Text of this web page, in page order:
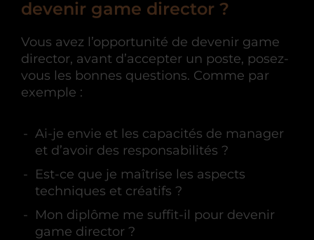
devenir game director ?
Vous avez l’opportunité de devenir game
director, avant d’accepter un poste, posez-
vous les bonnes questions. Comme par
exemple :
Ai-je envie et les capacités de manager
et d’avoir des responsabilités ?
Est-ce que je maîtrise les aspects
techniques et créatifs ?
Mon diplôme me suffit-il pour devenir
game director ?